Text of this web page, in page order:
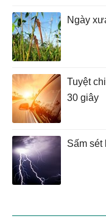
Ngày
Tuyệt
30 giây
Sấm sét